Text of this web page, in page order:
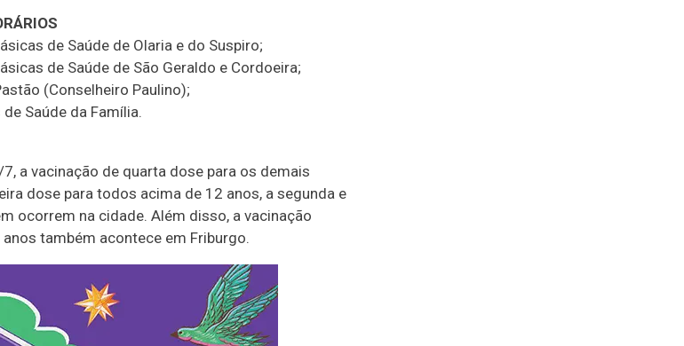
de Saúde de Olaria e do Suspiro;
de Saúde de São Geraldo e Cordoeira;
(Conselheiro Paulino);
Saúde da Família.
a vacinação de quarta dose para os demais
dose para todos acima de 12 anos, a segunda e
ocorrem na cidade. Além disso, a vacinação
também acontece em Friburgo.